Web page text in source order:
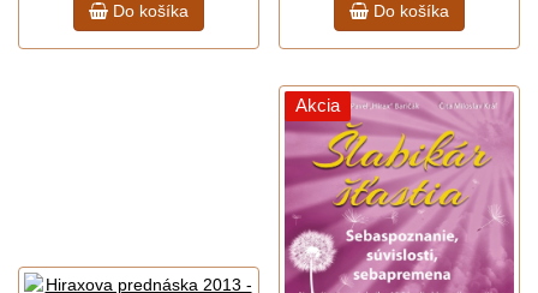
Do košíka Do košíka
Akcia